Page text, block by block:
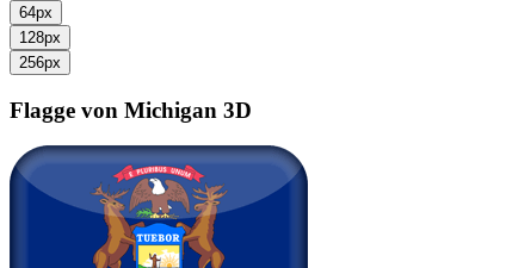
64px
128px
256px
Flagge von Michigan 3D